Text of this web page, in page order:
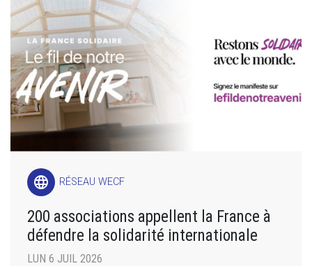
language RÉSEAU WECF
200 associations appellent la France à
défendre la solidarité internationale
LUN 6 JUIL 2026